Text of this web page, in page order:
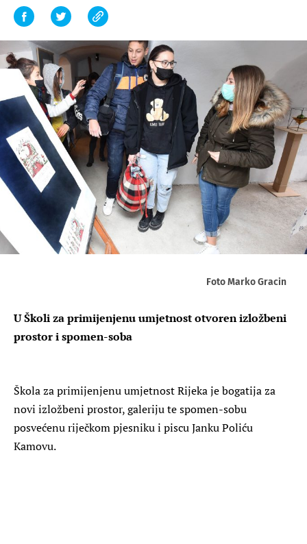
Foto Marko Gracin
U Školi za primijenjenu umjetnost otvoren izložbeni
prostor i spomen-soba
Škola za primijenjenu umjetnost Rijeka je bogatija za
novi izložbeni prostor, galeriju te spomen-sobu
posvećenu riječkom pjesniku i piscu Janku Poliću
Kamovu.